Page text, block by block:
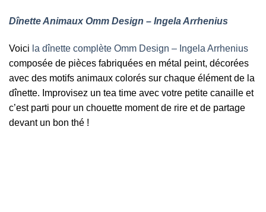
Dînette Animaux Omm Design – Ingela Arrhenius
Voici la dînette complète Omm Design – Ingela Arrhenius
composée de pièces fabriquées en métal peint, décorées
avec des motifs animaux colorés sur chaque élément de la
dînette. Improvisez un tea time avec votre petite canaille et
c’est parti pour un chouette moment de rire et de partage
devant un bon thé !